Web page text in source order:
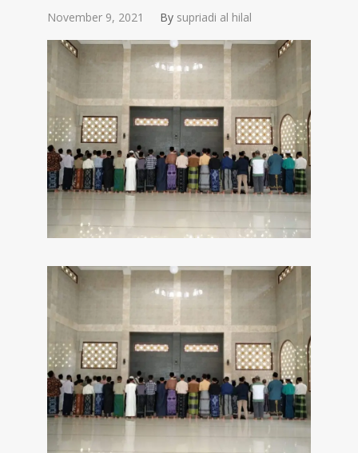
November 9, 2021 By supriadi al hilal